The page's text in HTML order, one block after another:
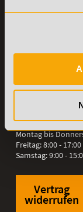
Willy-Brandt-Platz
+49 (0) 7191 -
Erreichbarkeit:
Montag bis
Freitag: 8:00 -
Samstag: 9:00 -
Vertrag
widerrufen